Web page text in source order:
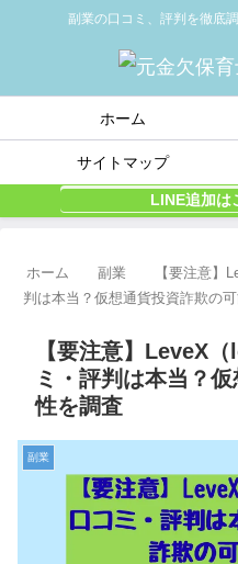
副業の口コミ、評判を徹底
ホーム
サイトマップ
LINE追加
ホーム 副業
【要注意】
判は本当？仮想通貨投資詐欺の
【要注意】LeveX
ミ・評判は本当？
性を調査
副業